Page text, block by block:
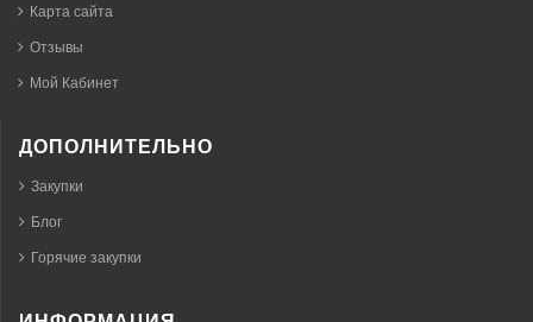
Карта сайта
Отзывы
Мой Кабинет
ДОПОЛНИТЕЛЬНО
Закупки
Блог
Горячие закупки